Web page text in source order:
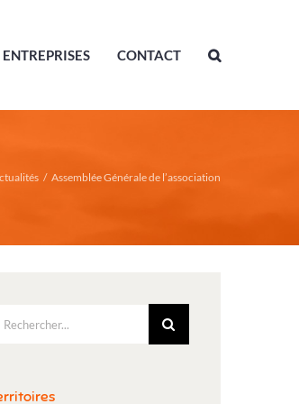
ENTREPRISES CONTACT
/ Assemblée Générale de l’association